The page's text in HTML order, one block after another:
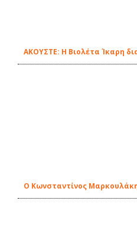
ΑΚΟΥΣΤΕ: Η Βιολέτα Ίκαρη
Ο Κωνσταντίνος